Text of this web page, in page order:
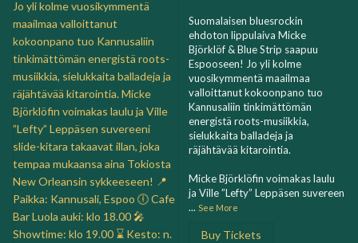
Suomalaisen bluesrockin
ehdoton lippulaiva Micke
Björklöf & Blue Strip saapuu
Espooseen! Jo yli kolme
vuosikymmentä maailmaa
valloittanut kokoonpano tuo
Kannusaliin tinkimättömän
energistä roots-musiikkia,
sielukkaita balladeja ja
räjähtävää kitarointia.
Micke Björklöfin voimakas laulu
ja Ville ”Lefty” Leppäsen suvereen
...See More
Buy Tickets